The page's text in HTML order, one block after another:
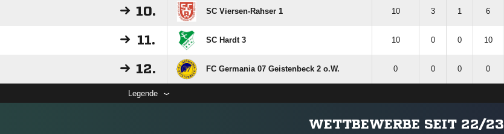
10. SC Viersen-Rahser 1 10 3 1 6
11. SC Hardt 3 10 0 0 10
12. FC Germania 07 Geistenbeck 2 o.W. 0 0 0 0
Legende
WETTBEWERBE SEIT 22/23